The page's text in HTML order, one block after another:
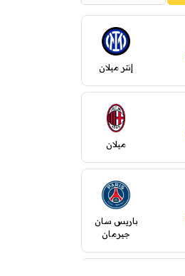
إنتر ميلان
ميلان
باريس سان
جيرمان